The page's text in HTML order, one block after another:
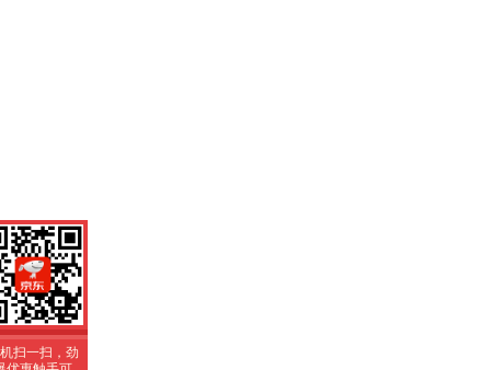
扫一扫，劲
优惠触手可
得！
扫一扫，劲